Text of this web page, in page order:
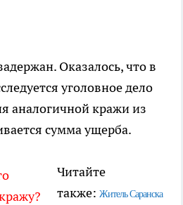
Оказалось, что в
уголовное дело
аналогичной кражи из
сумма ущерба.
Читайте
также: Житель Саранска